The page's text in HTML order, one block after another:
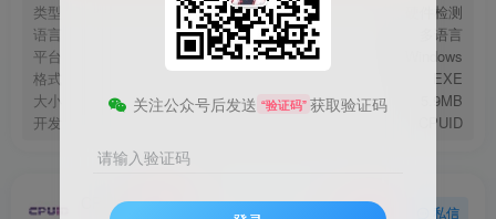
类型
硬件检测
语言
多语言
平台
Windows
格式
EXE
大小
5.9MB
开发
CPUID
CPUID 关注 私信
关注公众号后发送 “验证码” 获取验证码
请输入验证码